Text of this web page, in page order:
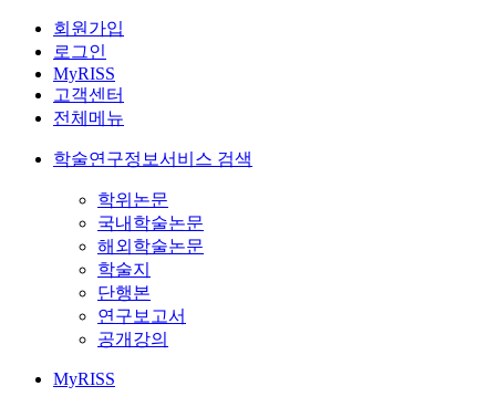
회원가입
로그인
MyRISS
고객센터
전체메뉴
학술연구정보서비스 검색
학위논문
국내학술논문
해외학술논문
학술지
단행본
연구보고서
공개강의
MyRISS